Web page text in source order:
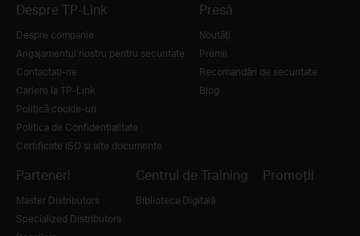
Despre TP-Link
Despre companie
Angajamentul nostru pentru securitate
Contactați-ne
Cariere la TP-Link
Politică cookie-uri
Politica de Confidențialitate
Certificate ISO și alte documente
Presă
Noutăţi
Premii
Recomandări de securitate
Blog
Parteneri
Master Distributors
Specialized Distributors
Centrul de Training
Biblioteca Digitală
Promoții